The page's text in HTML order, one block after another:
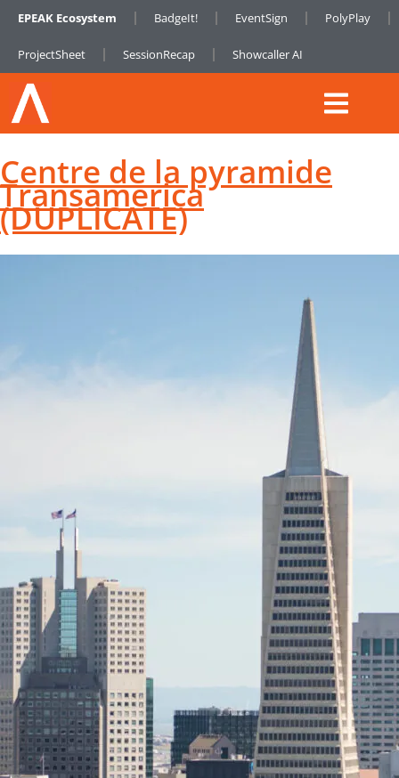
EPEAK Ecosystem BadgeIt! EventSign PolyPlay
ProjectSheet SessionRecap Showcaller AI
Centre de la pyramide
Transamerica
(DUPLICATE)